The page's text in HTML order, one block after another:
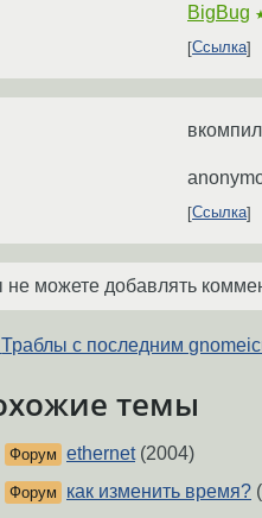
BigBug
Ссылка
Ссылка
не можете добавлять
Траблы с последним
темы
Форум ethernet(2004)
Форум как изменить время?